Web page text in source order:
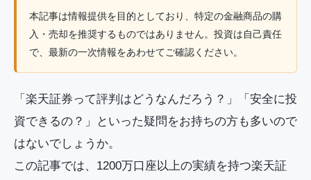
本記事は情報提供を目的としており、特定の金融商品の購
入・売却を推奨するものではありません。投資は自己責任
で、最新の一次情報をあわせてご確認ください。
「楽天証券って評判はどうなんだろう？」「安全に投
資できるの？」といった疑問をお持ちの方も多いので
はないでしょうか。
この記事では、1200万口座以上の実績を持つ楽天証